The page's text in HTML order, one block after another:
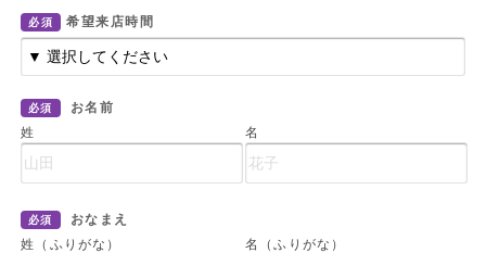
必須 希望来店時間
必須
お名前
姓
名
必須
おなまえ
姓（ふりがな）
名（ふりがな）